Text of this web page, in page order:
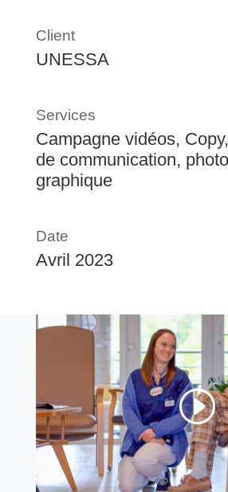
Client
UNESSA
Services
Campagne vidéos,
de communication,
graphique
Date
Avril 2023